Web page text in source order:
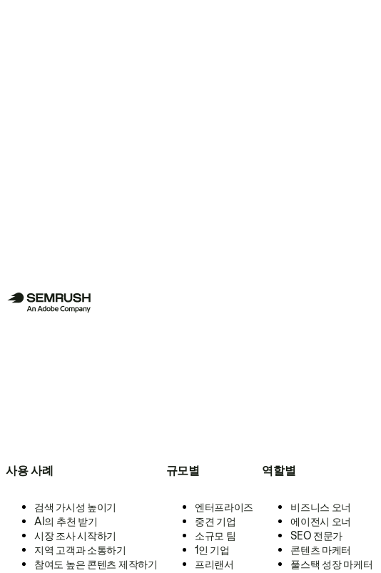
사용 사례
검색 가시성 높이기
AI의 추천 받기
시장 조사 시작하기
지역 고객과 소통하기
참여도 높은 콘텐츠 제작하기
규모별
엔터프라이즈
중견 기업
소규모 팀
1인 기업
프리랜서
역할별
비즈니스 오너
에이전시 오너
SEO 전문가
콘텐츠 마케터
풀스택 성장 마케터